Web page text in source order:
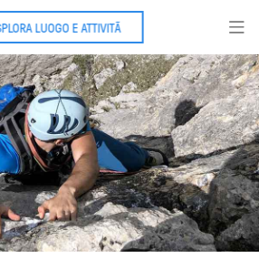
LUOGO E ATTIVITÃ